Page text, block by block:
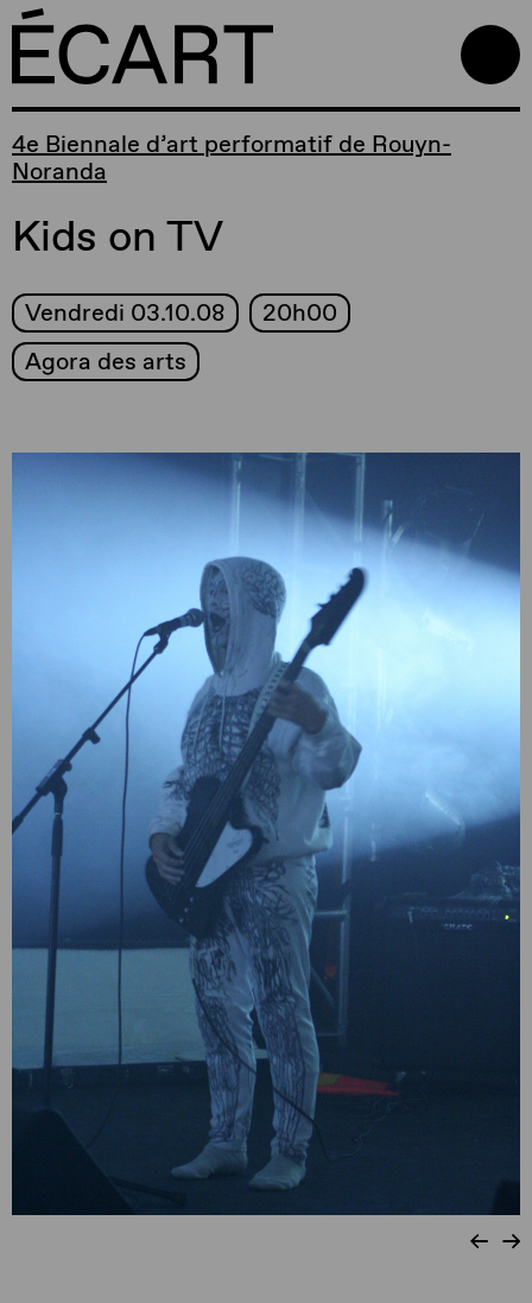
4e Biennale d’art performatif de Rouyn-
Noranda
Kids on TV
Vendredi 03.10.08
20h00
Agora des arts